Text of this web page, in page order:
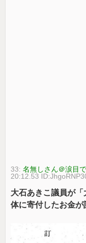
33:名無しさん＠涙目
20:12.53
大石あきこ議員が
体に寄付したお金